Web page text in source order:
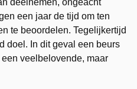
een jaar de tijd om ten
te beoordelen. Tegelijkertijd
doel. In dit geval een beurs
veelbelovende, maar